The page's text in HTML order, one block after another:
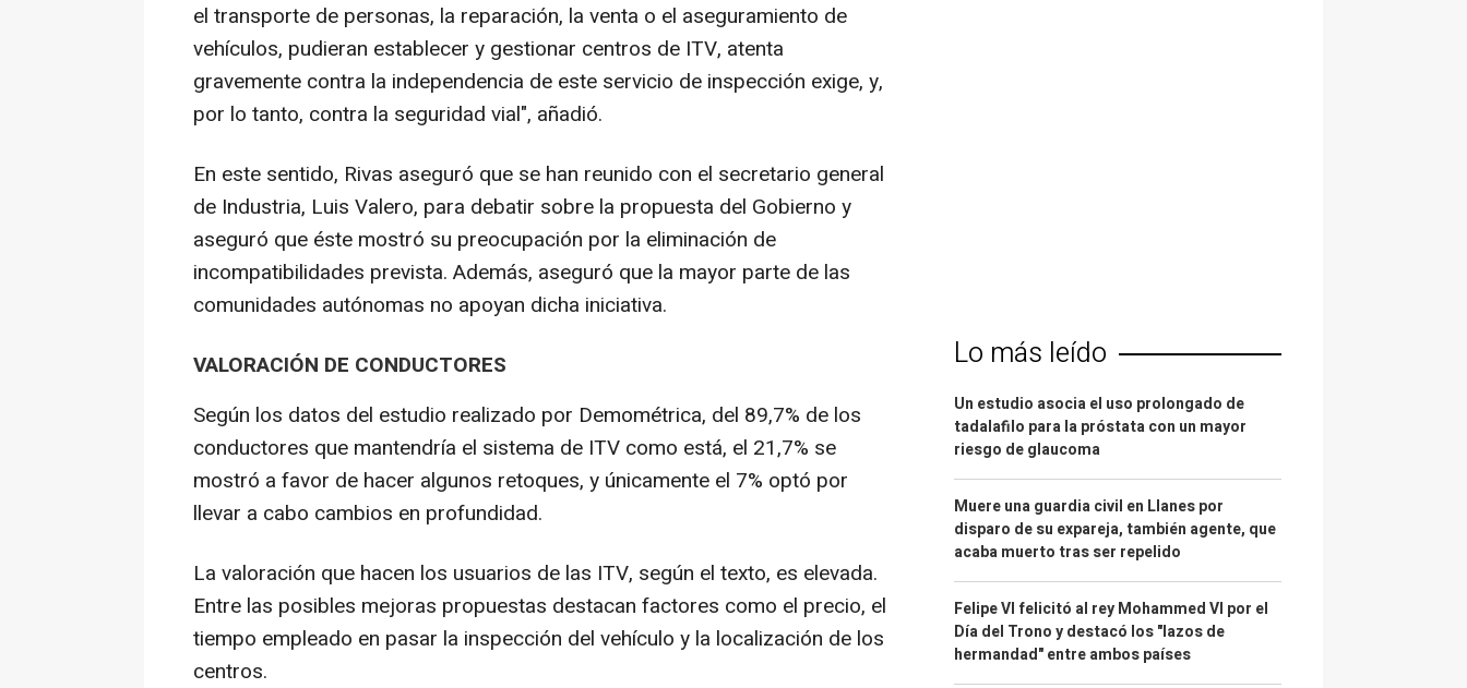
el transporte de personas, la reparación, la venta o el aseguramiento de
vehículos, pudieran establecer y gestionar centros de ITV, atenta
gravemente contra la independencia de este servicio de inspección exige, y,
por lo tanto, contra la seguridad vial", añadió.
En este sentido, Rivas aseguró que se han reunido con el secretario general
de Industria, Luis Valero, para debatir sobre la propuesta del Gobierno y
aseguró que éste mostró su preocupación por la eliminación de
incompatibilidades prevista. Además, aseguró que la mayor parte de las
comunidades autónomas no apoyan dicha iniciativa.
VALORACIÓN DE CONDUCTORES
Según los datos del estudio realizado por Demométrica, del 89,7% de los
conductores que mantendría el sistema de ITV como está, el 21,7% se
mostró a favor de hacer algunos retoques, y únicamente el 7% optó por
llevar a cabo cambios en profundidad.
La valoración que hacen los usuarios de las ITV, según el texto, es elevada.
Entre las posibles mejoras propuestas destacan factores como el precio, el
tiempo empleado en pasar la inspección del vehículo y la localización de los
centros.
Lo más leído
Un estudio asocia el uso prolongado de
tadalafilo para la próstata con un mayor
riesgo de glaucoma
Muere una guardia civil en Llanes por
disparo de su expareja, también agente, que
acaba muerto tras ser repelido
Felipe VI felicitó al rey Mohammed VI por el
Día del Trono y destacó los "lazos de
hermandad" entre ambos países